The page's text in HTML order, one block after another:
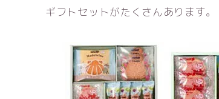
ギフトセットがたくさんあります。